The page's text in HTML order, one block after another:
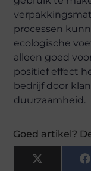
processen
ecologische
alleen goed
positief effect
bedrijf door
duurzaamheid.
Goed artikel?
X